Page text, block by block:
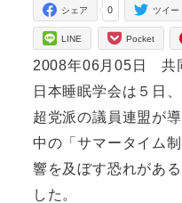
0
シェア ツイー
LINE Pocket
2008年06月05日 共
日本睡眠学会は５日
超党派の議員連盟が
中の「サマータイム
響を及ぼす恐れがあ
した。